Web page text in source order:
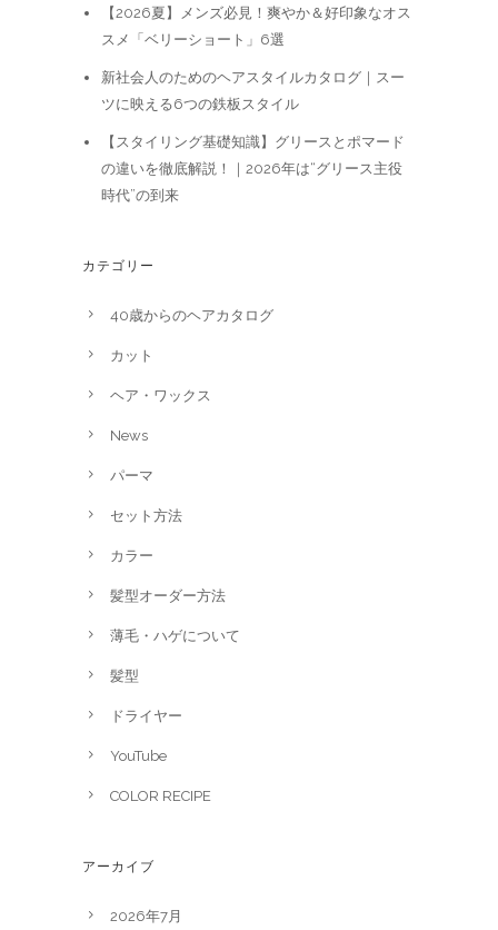
【2026夏】メンズ必見！爽やか＆好印象なオス
スメ「ベリーショート」6選
新社会人のためのヘアスタイルカタログ｜スー
ツに映える6つの鉄板スタイル
【スタイリング基礎知識】グリースとポマード
の違いを徹底解説！｜2026年は“グリース主役
時代”の到来
カテゴリー
40歳からのヘアカタログ
カット
ヘア・ワックス
News
パーマ
セット方法
カラー
髪型オーダー方法
薄毛・ハゲについて
髪型
ドライヤー
YouTube
COLOR RECIPE
アーカイブ
2026年7月